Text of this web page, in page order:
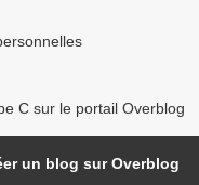
C sur le portail Overblog
un blog sur Overblog